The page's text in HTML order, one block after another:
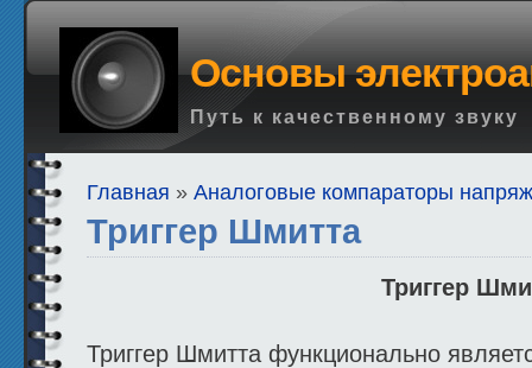
Основы
Путь к качественному звуку
Главная » Аналоговые компараторы
Триггер Шмитта
Триггер
Триггер Шмитта функционально